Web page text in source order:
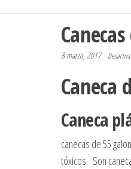
8 marzo, 2017
Caneca
Caneca
canecas de 55
tóxicos. Son